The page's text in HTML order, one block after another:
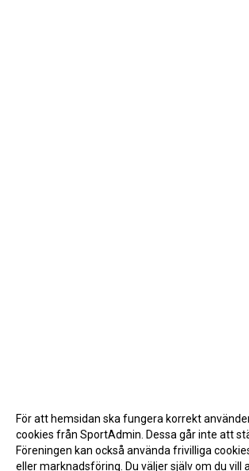
För att hemsidan ska fungera korrekt
cookies från SportAdmin. Dessa går inte att
Föreningen kan också använda frivilliga
eller marknadsföring. Du väljer själv om du vill